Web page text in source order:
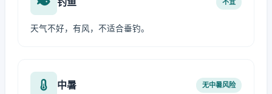
天气不好，有风，不适合垂钓。
中暑 无中暑风险